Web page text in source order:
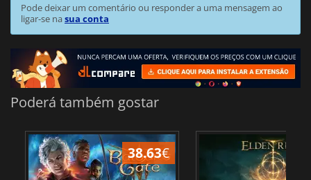
Pode deixar um comentário ou responder a uma mensagem ao
ligar-se nasua conta
Poderá também gostar
38.63€